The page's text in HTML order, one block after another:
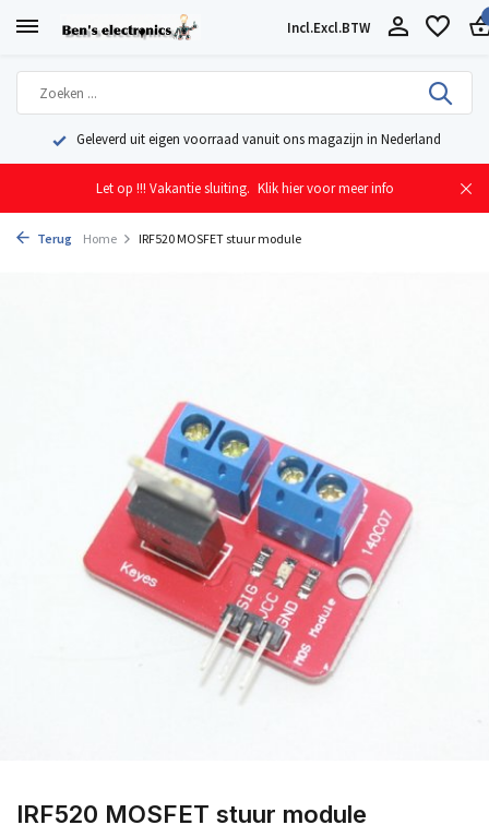
Incl.Excl.BTW
Geleverd uit eigen voorraad vanuit ons magazijn in Nederland
Let op !!! Vakantie sluiting. Klik hier voor meer info
Terug Home IRF520 MOSFET stuur module
IRF520 MOSFET stuur module